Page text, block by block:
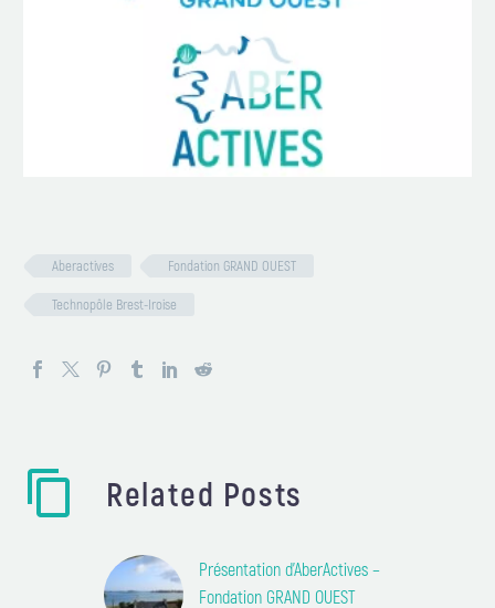
Aberactives Fondation GRAND OUEST
Technopôle Brest-Iroise
Related Posts
Présentation d’AberActives –
Fondation GRAND OUEST